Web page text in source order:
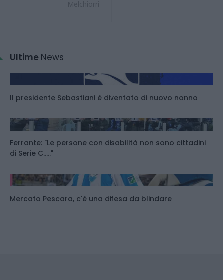
Ultime News
Il presidente Sebastiani è diventato di nuovo nonno
Ferrante: "Le persone con disabilità non sono cittadini
di Serie C....."
Mercato Pescara, c'è una difesa da blindare